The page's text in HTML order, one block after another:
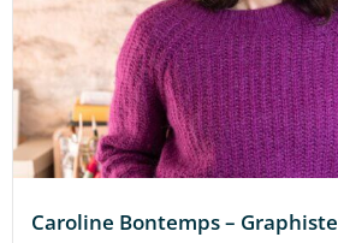
Caroline Bontemps – Graphiste